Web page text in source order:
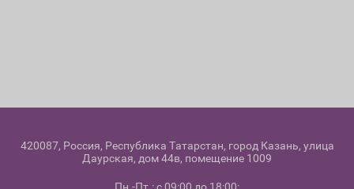
420087, Россия, Республика Татарстан, город Казань, улица
Даурская, дом 44в, помещение 1009